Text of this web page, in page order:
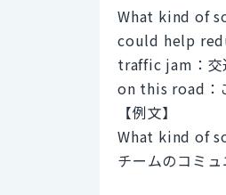
What kind of
could help
traffic jam：交
on this road：
【例文】
What kind of
チームのコミ